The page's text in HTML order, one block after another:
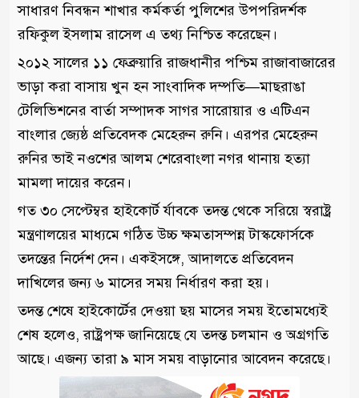
সাধারণ নিবন্ধন শাখার কর্মকর্তা পুলিশের উপপরিদর্শক
রফিকুল ইসলাম রাসেল এ তথ্য নিশ্চিত করেছেন।
২০১২ সালের ১১ ফেব্রুয়ারি রাজধানীর পশ্চিম রাজাবাজারের
ভাড়া করা বাসায় খুন হন সাংবাদিক দম্পতি—মাছরাঙা
টেলিভিশনের বার্তা সম্পাদক সাগর সারোয়ার ও এটিএন
বাংলার জ্যেষ্ঠ প্রতিবেদক মেহেরুন রুনি। এরপর মেহেরুন
রুনির ভাই নওশের আলম শেরেবাংলা নগর থানায় হত্যা
মামলা দায়ের করেন।
গত ৩০ সেপ্টেম্বর হাইকোর্ট র্যাবকে তদন্ত থেকে সরিয়ে স্বরাষ্ট্র
মন্ত্রণালয়ের মাধ্যমে গঠিত উচ্চ ক্ষমতাসম্পন্ন টাস্কফোর্সকে
তদন্তের নির্দেশ দেন। একইসঙ্গে, আদালতে প্রতিবেদন
দাখিলের জন্য ৬ মাসের সময় নির্ধারণ করা হয়।
তদন্ত শেষে হাইকোর্টের দেওয়া ছয় মাসের সময় ইতোমধ্যেই
শেষ হলেও, রাষ্ট্রপক্ষ জানিয়েছে যে তদন্ত চলমান ও অগ্রগতি
আছে। এজন্য তারা ৯ মাস সময় বাড়ানোর আবেদন করেছে।